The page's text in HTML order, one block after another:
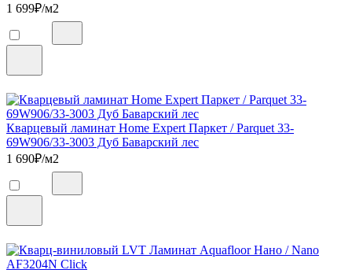
1 699₽/м2
Кварцевый ламинат Home Expert Паркет / Parquet 33-
69W906/33-3003 Дуб Баварский лес
1 690₽/м2